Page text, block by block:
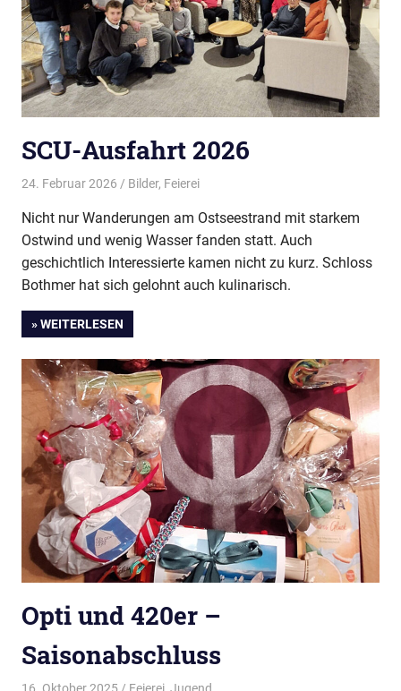
SCU-Ausfahrt 2026
24. Februar 2026 Thees
Bilder, Feierei
Nicht nur Wanderungen am Ostseestrand mit starkem
Ostwind und wenig Wasser fanden statt. Auch
geschichtlich Interessierte kamen nicht zu kurz. Schloss
Bothmer hat sich gelohnt auch kulinarisch.
» WEITERLESEN
Opti und 420er –
Saisonabschluss
16. Oktober 2025 Thees
Feierei, Jugend